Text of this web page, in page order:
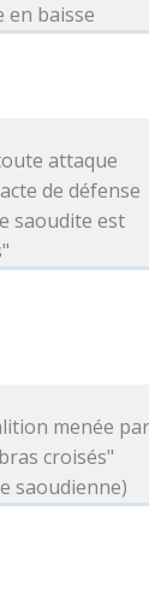
en baisse
attaque
de défense
saoudite est
menée
croisés"
saoudienne)